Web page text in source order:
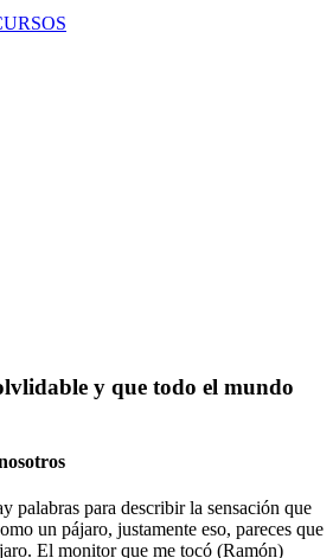
y que todo el mundo
palabras para describir la sensación que
un pájaro, justamente eso, pareces que
El monitor que me tocó (Ramón)